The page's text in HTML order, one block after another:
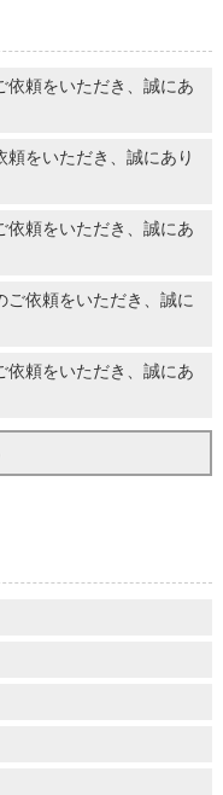
依頼をいただき、誠にあ
をいただき、誠にあり
依頼をいただき、誠にあ
依頼をいただき、誠に
依頼をいただき、誠にあ